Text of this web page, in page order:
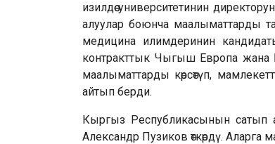
изилдөө университетинин
алуулар боюнча маалыматтарды
медицина илимдеринин
контракттык Чыгыш Европа жана
маалыматтарды көрсөтүп,
айтып берди.
Кыргыз Республикасынын сатып
Александр Пузиков өткөрдү.